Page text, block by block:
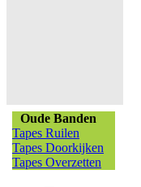
Oude Banden
Tapes Ruilen
Tapes Doorkijken
Tapes Overzetten